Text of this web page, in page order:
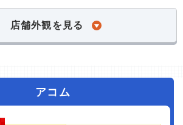
店舗外観を見る
アコム